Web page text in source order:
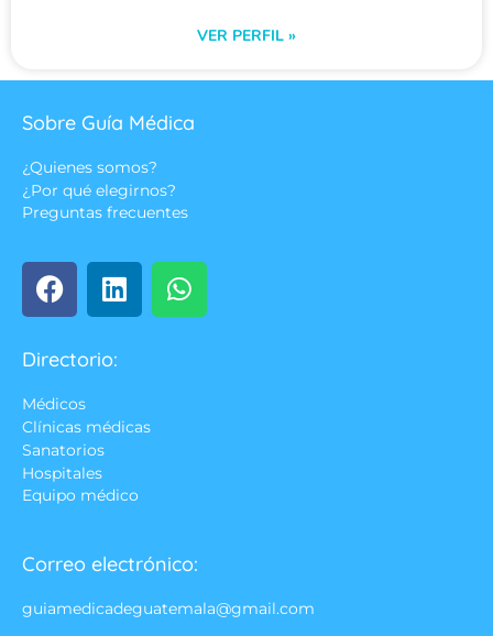
VER PERFIL »
Sobre Guía Médica
¿Quienes somos?
¿Por qué elegirnos?
Preguntas frecuentes
Directorio:
Médicos
Clínicas médicas
Sanatorios
Hospitales
Equipo médico
Correo electrónico:
guiamedicadeguatemala@gmail.com